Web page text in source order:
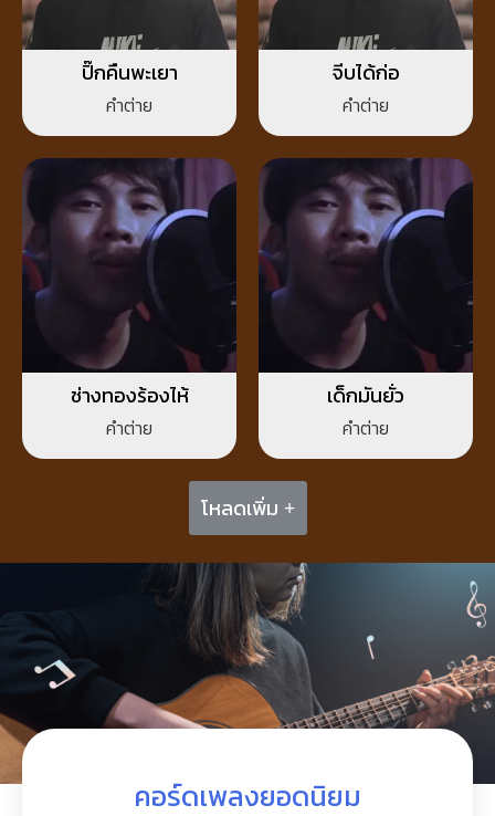
ปิ๊กคืนพะเยา
คำต่าย
จีบได้ก่อ
คำต่าย
ช่างทองร้องไห้
คำต่าย
เด็กมันยั่ว
คำต่าย
โหลดเพิ่ม +
คอร์ดเพลงยอดนิยม